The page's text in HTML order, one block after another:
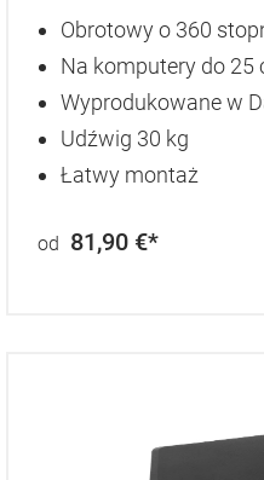
Średnia ocena 0 z 5
Obrotowy o 360
Na komputery do 25
Wyprodukowane w
Udźwig 30 kg
Łatwy montaż
od 81,90 €*